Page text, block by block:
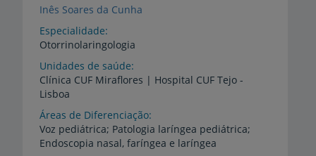
Inês Soares da Cunha
Especialidade
Otorrinolaringologia
Unidades de saúde
Clínica CUF Miraflores | Hospital CUF Tejo -
Lisboa
Áreas de Diferenciação
Voz pediátrica; Patologia laríngea pediátrica;
Endoscopia nasal, faríngea e laríngea